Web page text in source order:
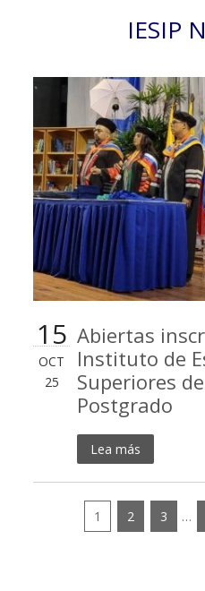
IESIP
15
OCT
25
Abiertas
Instituto de
Superiores
Postgrado
Lea más
1 2 3 …